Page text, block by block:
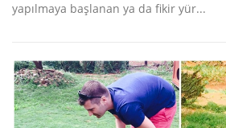
yapılmaya başlanan ya da fikir yür...